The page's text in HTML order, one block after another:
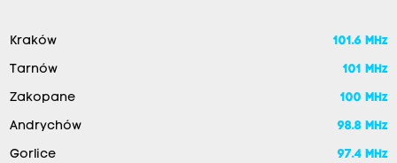
Kraków 101.6 MHz
Tarnów 101 MHz
Zakopane 100 MHz
Andrychów 98.8 MHz
Gorlice 97.4 MHz